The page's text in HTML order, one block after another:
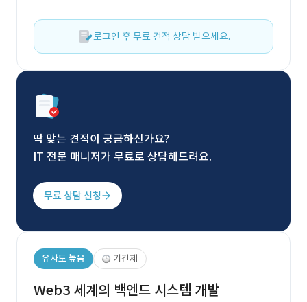
로그인 후 무료 견적 상담 받으세요.
딱 맞는 견적이 궁금하신가요?
IT 전문 매니저가 무료로 상담해드려요.
무료 상담 신청
유사도 높음 기간제
Web3 세계의 백엔드 시스템 개발